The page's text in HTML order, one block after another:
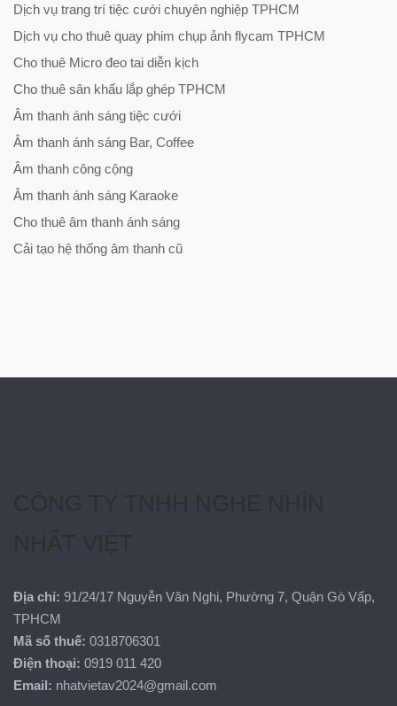
Dịch vụ trang trí tiệc cưới chuyên nghiệp TPHCM
Dịch vụ cho thuê quay phim chụp ảnh flycam TPHCM
Cho thuê Micro đeo tai diễn kịch
Cho thuê sân khấu lắp ghép TPHCM
Âm thanh ánh sáng tiệc cưới
Âm thanh ánh sáng Bar, Coffee
Âm thanh công cộng
Âm thanh ánh sáng Karaoke
Cho thuê âm thanh ánh sáng
Cải tạo hệ thống âm thanh cũ
Địa chỉ: 91/24/17 Nguyễn Văn Nghi, Phường 7, Quận Gò Vấp,
TPHCM
Mã số thuế: 0318706301
Điện thoại: 0919 011 420
Email: nhatvietav2024@gmail.com